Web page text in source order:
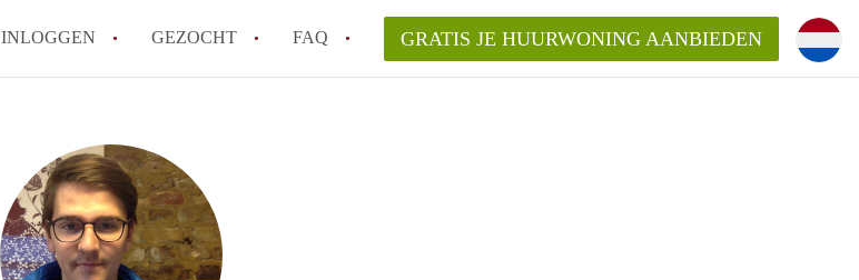
INLOGGEN GEZOCHT FAQ
Hoe voorkom ik oplichting bij het huren van een woning?
Wat is het verschil tussen sociale huur en vrije sector in Amsterdam?
Heb ik recht op huurtoeslag in Amsterdam?
Hoe vind ik snel een huurwoning in Amsterdam?
Wat is een normale huurprijs voor een studio of appartement in Amsterdam?
GRATIS JE HUURWONING AANBIEDEN